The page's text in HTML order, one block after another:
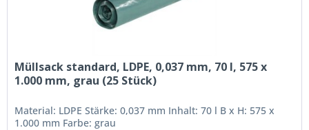
Müllsack standard, LDPE, 0,037 mm, 70 l, 575 x
1.000 mm, grau (25 Stück)
Material: LDPE Stärke: 0,037 mm Inhalt: 70 l B x H: 575 x
1.000 mm Farbe: grau